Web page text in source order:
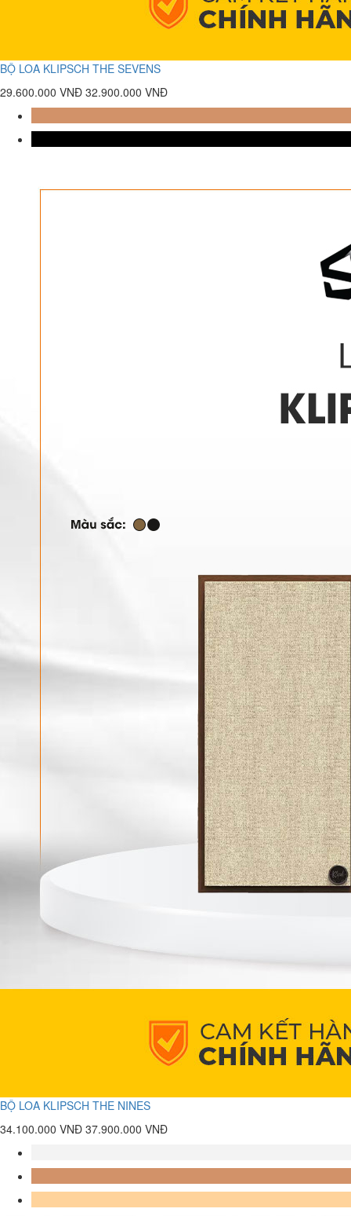
BỘ LOA KLIPSCH THE SEVENS
29.600.000 VNĐ 32.900.000 VNĐ
BỘ LOA KLIPSCH THE NINES
34.100.000 VNĐ 37.900.000 VNĐ